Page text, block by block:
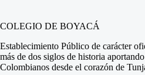
COLEGIO DE BOYACÁ
Establecimiento Público de carácter
más de dos siglos de historia
Colombianos desde el corazón de